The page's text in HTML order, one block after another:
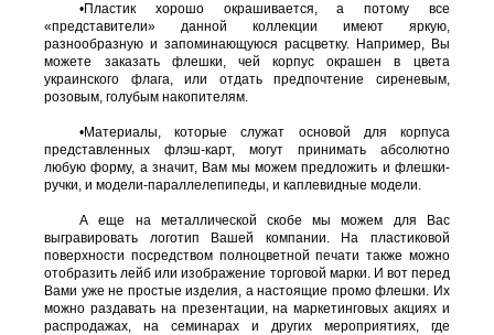
•Пластик хорошо окрашивается, а потому все
«представители» данной коллекции имеют яркую,
разнообразную и запоминающуюся расцветку. Например, Вы
можете заказать флешки, чей корпус окрашен в цвета
украинского флага, или отдать предпочтение сиреневым,
розовым, голубым накопителям.
•Материалы, которые служат основой для корпуса
представленных флэш-карт, могут принимать абсолютно
любую форму, а значит, Вам мы можем предложить и флешки-
ручки, и модели-параллелепипеды, и каплевидные модели.
А еще на металлической скобе мы можем для Вас
выгравировать логотип Вашей компании. На пластиковой
поверхности посредством полноцветной печати также можно
отобразить лейб или изображение торговой марки. И вот перед
Вами уже не простые изделия, а настоящие промо флешки. Их
можно раздавать на презентации, на маркетинговых акциях и
распродажах, на семинарах и других мероприятиях, где